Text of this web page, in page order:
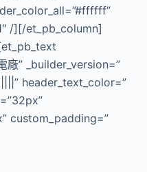
/][/et_pb_column]
廠” _builder_version=”
header_text_color=”
custom_padding=”